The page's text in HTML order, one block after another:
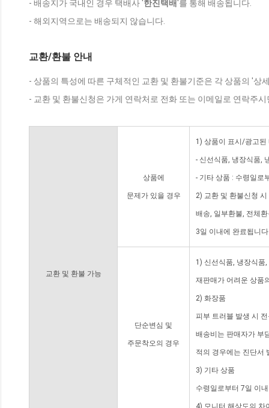
- 배송지가 국내인 경우 택배사 '한진택배'를 통해 배송됩니다.
- 해외지역으로는 배송되지 않습니다.
교환/환불 안내
- 상품의 특성에 따른 구체적인 교환 및 환불기준은 각 상품의 '상
- 교환 및 환불신청은 가게 연락처로 전화 또는 이메일로 연락주
교환 및 환불 가능
상품에
문제가 있을 경우
1) 상품이 표시/광고된
- 신선식품, 냉장식품,
- 기타 상품 : 수령일로
2) 교환 및 환불신청
배송, 일부환불, 전체
3일 이내에 완료됩니
단순변심 및
주문착오의 경우
1) 신선식품, 냉장식품
재판매가 어려운 상품
2) 화장품
피부 트러블 발생 시
배송비는 판매자가 부
적의 경우에는 진단서
3) 기타 상품
수령일로부터 7일 이
4) 모니터 해상도의 차